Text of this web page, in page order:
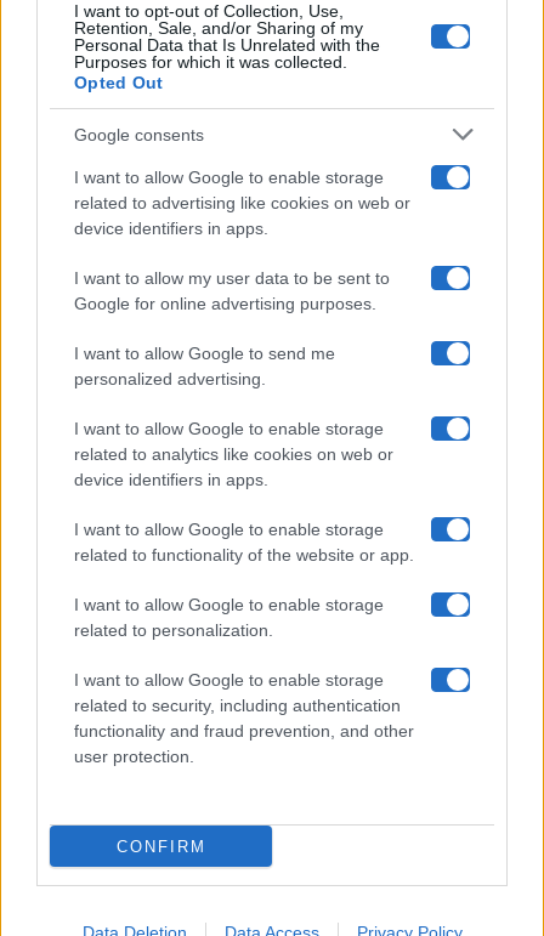
I want to opt-out of Collection, Use,
Retention, Sale, and/or Sharing of my
Personal Data that Is Unrelated with the
Purposes for which it was collected.
Opted Out
Google consents
I want to allow Google to enable storage
related to advertising like cookies on web or
device identifiers in apps.
I want to allow my user data to be sent to
Google for online advertising purposes.
I want to allow Google to send me
personalized advertising.
I want to allow Google to enable storage
related to analytics like cookies on web or
device identifiers in apps.
I want to allow Google to enable storage
related to functionality of the website or app.
I want to allow Google to enable storage
related to personalization.
I want to allow Google to enable storage
related to security, including authentication
functionality and fraud prevention, and other
user protection.
CONFIRM
Grande Fratello
Isola Dei Famosi
Uomini E Donne
Maste S.r.l.
Chi siamo
Collabora con noi
Contatti
Privacy Policy
Cookie Policy
Preferenze Privacy- Riproduzione riservata - Photo
Credits: Le immagini presenti in questo sito sono di
proprietà di Maste Srl